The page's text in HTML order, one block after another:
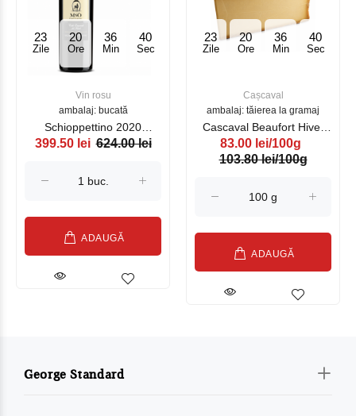
23
Zile
20
Ore
36
Min
39
Sec
Vin rosu
ambalaj: bucată
Schioppettino 2020
MYO,rosu, 750 ml
399.50 lei 624.00 lei
ADAUGĂ
23
Zile
20
Ore
36
Min
39
Sec
Cașcaval
ambalaj: tăierea la gramaj
Cascaval Beaufort Hiver
4,8 kg (18743)
83.00 lei/100g
103.80 lei/100g
ADAUGĂ
George Standard